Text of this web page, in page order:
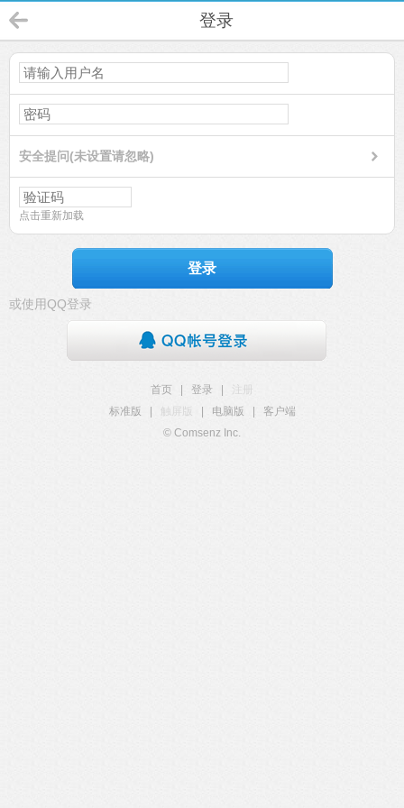
登录
安全提问(未设置请忽略)
点击重新加载
登录
或使用QQ登录
首页 登录
注册
标准版
触屏版 电脑版
客户端
© Comsenz Inc.